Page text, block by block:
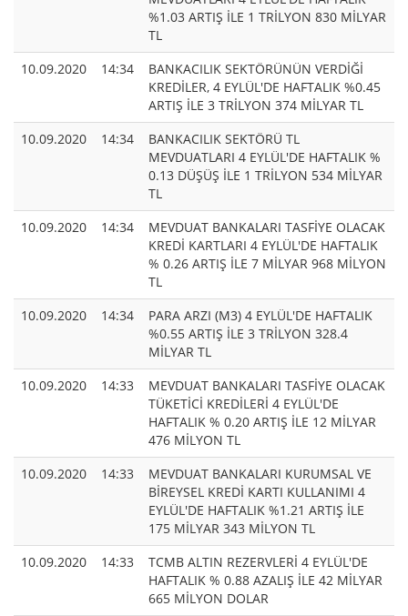
%1.03 ARTIŞ İLE 1 TRİLYON 830 MİLYAR
TL
10.09.2020
14:34
BANKACILIK SEKTÖRÜNÜN VERDİĞİ
KREDİLER, 4 EYLÜL'DE HAFTALIK %0.45
ARTIŞ İLE 3 TRİLYON 374 MİLYAR TL
10.09.2020
14:34
BANKACILIK SEKTÖRÜ TL
MEVDUATLARI 4 EYLÜL'DE HAFTALIK %
0.13 DÜŞÜŞ İLE 1 TRİLYON 534 MİLYAR
TL
10.09.2020
14:34
MEVDUAT BANKALARI TASFİYE OLACAK
KREDİ KARTLARI 4 EYLÜL'DE HAFTALIK
% 0.26 ARTIŞ İLE 7 MİLYAR 968 MİLYON
TL
10.09.2020
14:34
PARA ARZI (M3) 4 EYLÜL'DE HAFTALIK
%0.55 ARTIŞ İLE 3 TRİLYON 328.4
MİLYAR TL
10.09.2020
14:33
MEVDUAT BANKALARI TASFİYE OLACAK
TÜKETİCİ KREDİLERİ 4 EYLÜL'DE
HAFTALIK % 0.20 ARTIŞ İLE 12 MİLYAR
476 MİLYON TL
10.09.2020
14:33
MEVDUAT BANKALARI KURUMSAL VE
BİREYSEL KREDİ KARTI KULLANIMI 4
EYLÜL'DE HAFTALIK %1.21 ARTIŞ İLE
175 MİLYAR 343 MİLYON TL
10.09.2020
14:33
TCMB ALTIN REZERVLERİ 4 EYLÜL'DE
HAFTALIK % 0.88 AZALIŞ İLE 42 MİLYAR
665 MİLYON DOLAR